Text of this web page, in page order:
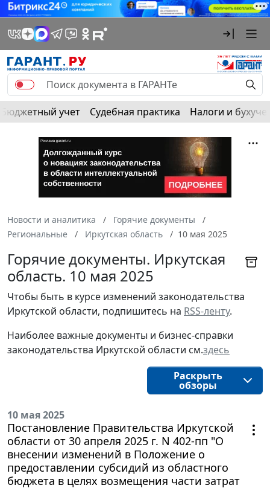
Бюджетный учет Судебная практика Налоги и
Новости и аналитика
Горячие документы
Региональные
Иркутская область 10 мая 2025
Горячие документы. Иркутская
область. 10 мая 2025
Чтобы быть в курсе изменений законодательства
Иркутской области, подпишитесь на RSS-ленту.
Наиболее важные документы и бизнес-справки
законодательства Иркутской области см.здесь
Раскрыть
обзоры
10 мая 2025
Постановление Правительства Иркутской
области от 30 апреля 2025 г. N 402-пп "О
внесении изменений в Положение о
предоставлении субсидий из областного
бюджета в целях возмещения части затрат